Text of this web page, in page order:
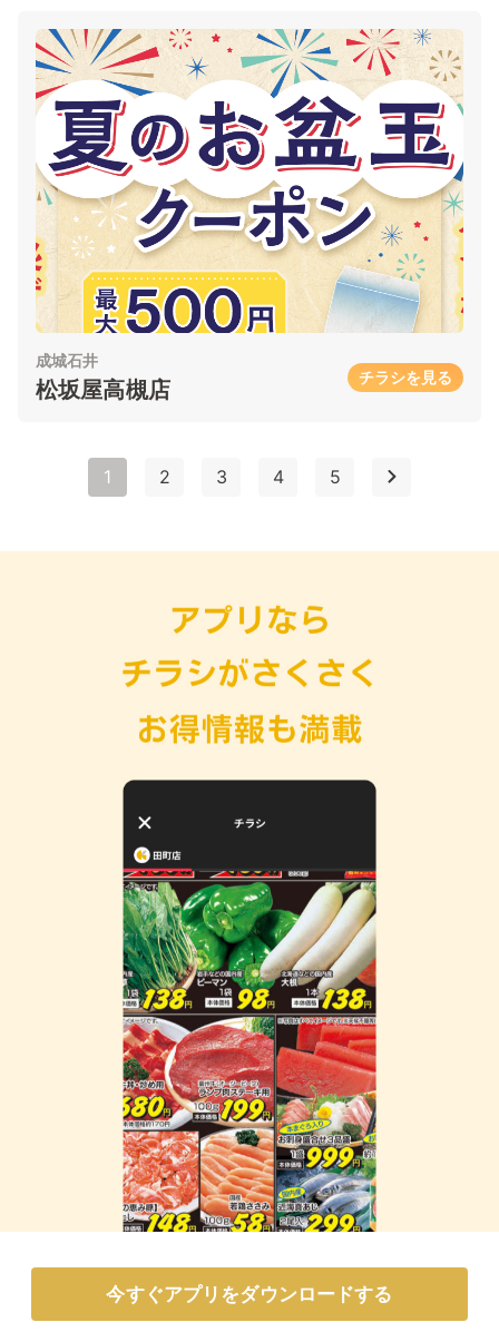
成城石井
松坂屋高槻店 チラシを見る
1 2 3 4 5
今すぐアプリをダウンロードする